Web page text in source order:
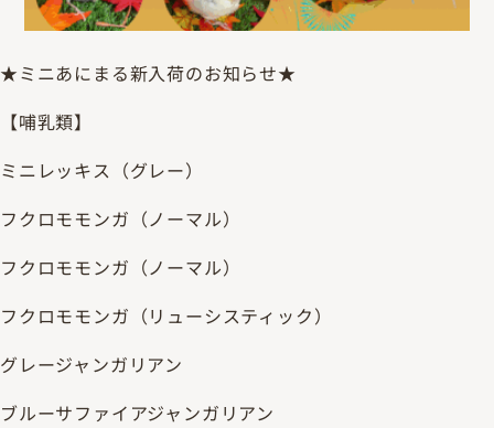
★ミニあにまる新入荷のお知らせ★
【哺乳類】
ミニレッキス（グレー）
フクロモモンガ（ノーマル）
フクロモモンガ（ノーマル）
フクロモモンガ（リューシスティック）
グレージャンガリアン
ブルーサファイアジャンガリアン